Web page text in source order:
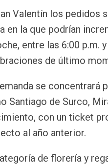
Valentín los pedidos
en la que podrían
entre las 6:00 p.m.
de último
se concentrará
Santiago de Surco,
con un ticket
al año anterior.
de florería y